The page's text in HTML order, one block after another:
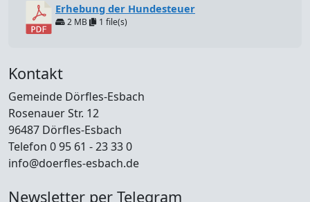
Erhebung der Hundesteuer
2 MB 1 file(s)
Kontakt
Gemeinde Dörfles-Esbach
Rosenauer Str. 12
96487 Dörfles-Esbach
Telefon 0 95 61 - 23 33 0
info@doerfles-esbach.de
Newsletter per Telegram